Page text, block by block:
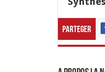
Parteger